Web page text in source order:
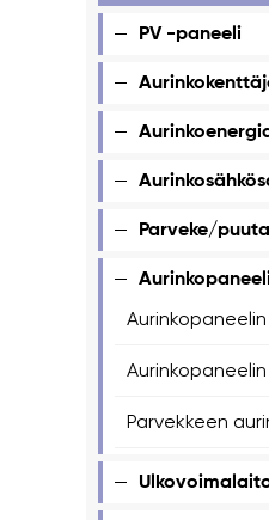
PV -paneeli
Parveke/
Parvekkeen